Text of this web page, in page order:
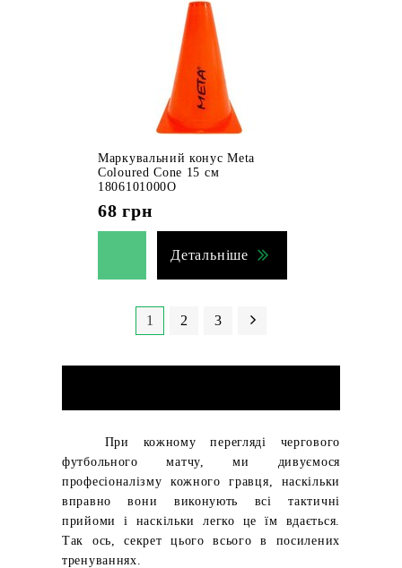
Маркувальний конус Meta
Coloured Cone 15 см
1806101000O
68 грн
Детальніше
1 2 3
При кожному перегляді чергового
футбольного матчу, ми дивуємося
професіоналізму кожного гравця, наскільки
вправно вони виконують всі тактичні
прийоми і наскільки легко це їм вдається.
Так ось, секрет цього всього в посилених
тренуваннях.